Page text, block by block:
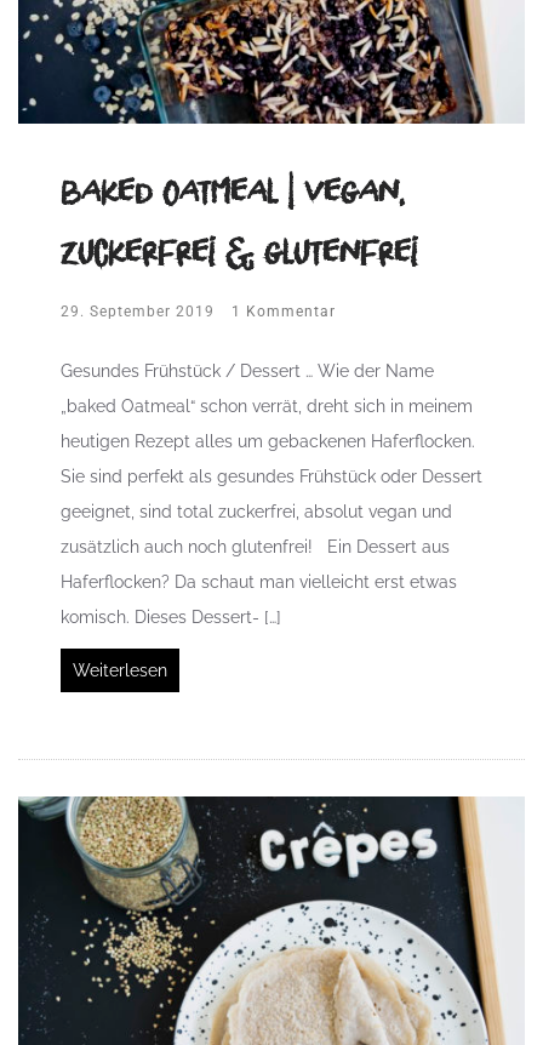
baked Oatmeal | vegan,
zuckerfrei & glutenfrei
29. September 2019 1 Kommentar
Gesundes Frühstück / Dessert … Wie der Name
„baked Oatmeal“ schon verrät, dreht sich in meinem
heutigen Rezept alles um gebackenen Haferflocken.
Sie sind perfekt als gesundes Frühstück oder Dessert
geeignet, sind total zuckerfrei, absolut vegan und
zusätzlich auch noch glutenfrei! Ein Dessert aus
Haferflocken? Da schaut man vielleicht erst etwas
komisch. Dieses Dessert- […]
Weiterlesen